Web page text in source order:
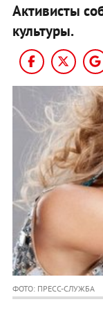
Активисты
культуры.
ФОТО: ПРЕСС-СЛУЖБА